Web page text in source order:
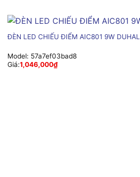
ĐÈN LED CHIẾU ĐIỂM AIC801 9W DUHAL
Model: 57a7ef03bad8
Giá:1,046,000₫